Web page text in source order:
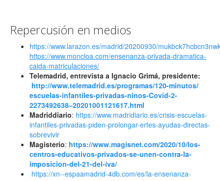
Repercusión en medios
https://www.larazon.es/madrid/20200930/
https://www.moncloa.com/ensenanza-privada-dramatica-
caida-matriculaciones/
Telemadrid, entrevista a Ignacio Grimá, presidente:
http://www.telemadrid.es/programas/120-minutos/
escuelas-infantiles-privadas-ninos-Covid-2-
2273492638–20201001121617.html
Madriddiario: https://www.madridiario.es/crisis-escuelas-
infantiles-privadas-piden-prolongar-ertes-ayudas-directas-
sobrevivir
Magisterio: https://www.magisnet.com/2020/10/los-
centros-educativos-privados-se-unen-contra-la-
imposicion-del-21-del-iva/
https://xn--espaamadrid-4db.com/es/la-ensenanza-